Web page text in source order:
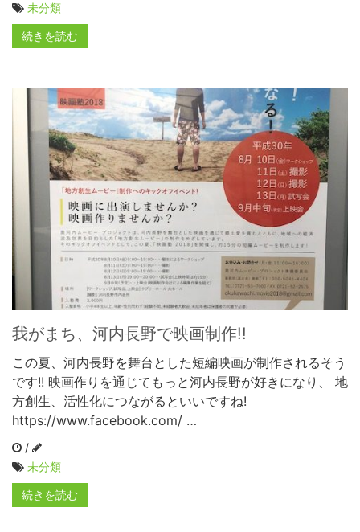
未分類
続きを読む
我がまち、河内長野で映画制作!!
この夏、河内長野を舞台とした短編映画が制作されるそう
です!! 映画作りを通じてもっと河内長野が好きになり、 地
方創生、活性化につながるといいですね!
https://www.facebook.com/ …
/
未分類
続きを読む